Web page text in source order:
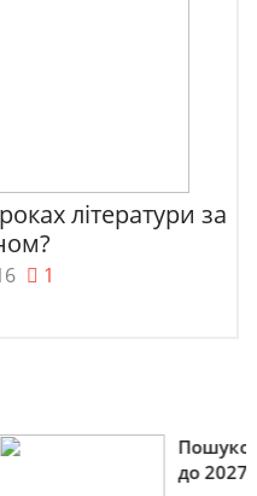
літератури за
1
строка зникне